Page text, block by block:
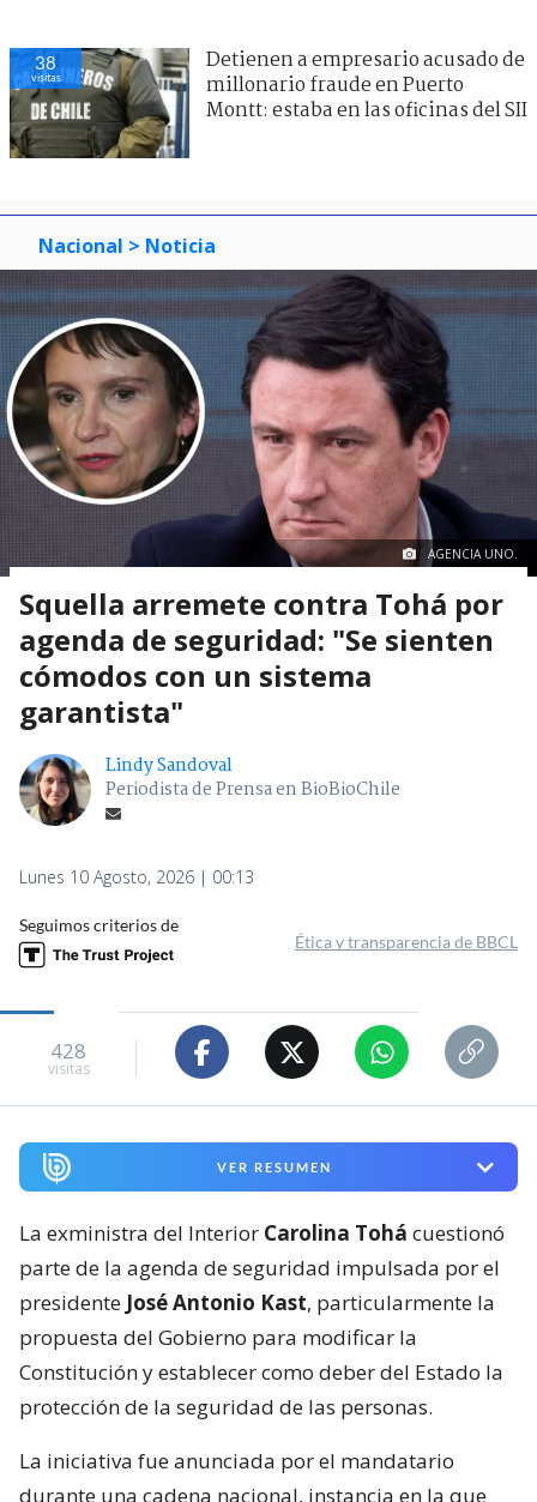
38
visitas
Detienen a empresario acusado de
millonario fraude en Puerto
Montt: estaba en las oficinas del SII
Nacional > Noticia
AGENCIA UNO.
Squella arremete contra Tohá por
agenda de seguridad: "Se sienten
cómodos con un sistema
garantista"
Lindy Sandoval
Periodista de Prensa en BioBioChile
Lunes 10 Agosto, 2026 | 00:13
Seguimos criterios de
Ética y transparencia de BBCL
428
visitas
VER RESUMEN
La exministra del Interior Carolina Tohá cuestionó
parte de la agenda de seguridad impulsada por el
presidente José Antonio Kast, particularmente la
propuesta del Gobierno para modificar la
Constitución y establecer como deber del Estado la
protección de la seguridad de las personas.
La iniciativa fue anunciada por el mandatario
durante una cadena nacional, instancia en la que